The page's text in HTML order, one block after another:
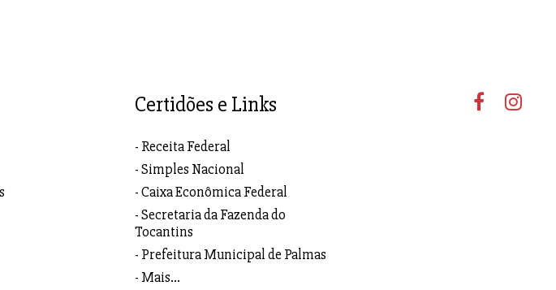
Certidões e Links
Receita Federal
Simples Nacional
Caixa Econômica Federal
Secretaria da Fazenda do
Tocantins
Prefeitura Municipal de Palmas
Mais...